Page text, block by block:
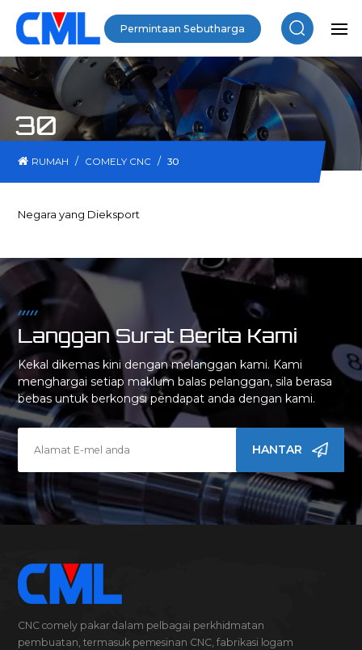
Permintaan Sebutharga
30
RUMAH / COMELY CNC / 30
Negara yang Dieksport
Langgan Surat Berita Kami
Kekal dikemas kini dengan melanggan kami. Kami
menghargai setiap maklum balas pelanggan, sila berasa
bebas untuk berkongsi pendapat anda dengan kami.
HANTAR
CNC comely pakar dalam pelbagai perkhidmatan
pembuatan, termasuk pemesinan CNC, fabrikasi logam